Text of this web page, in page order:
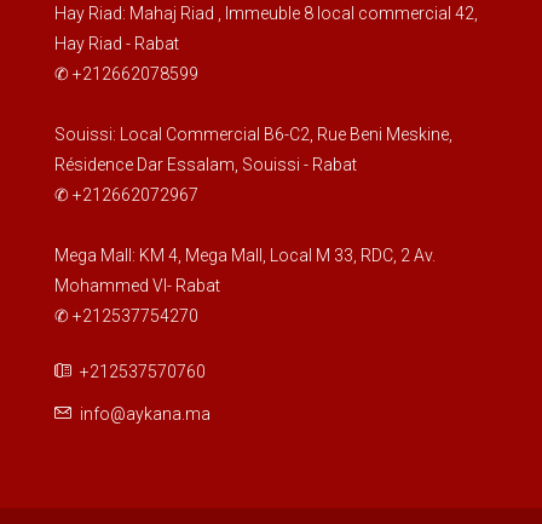
Hay Riad: Mahaj Riad , Immeuble 8 local commercial 42,
Hay Riad - Rabat
✆ +212662078599
Souissi: Local Commercial B6-C2, Rue Beni Meskine,
Résidence Dar Essalam, Souissi - Rabat
✆ +212662072967
Mega Mall: KM 4, Mega Mall, Local M 33, RDC, 2 Av.
Mohammed VI- Rabat
✆ +212537754270
+212537570760
info@aykana.ma